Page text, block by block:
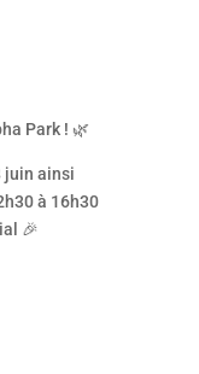
Park ! 🌿
juin ainsi
à 16h30
🎉